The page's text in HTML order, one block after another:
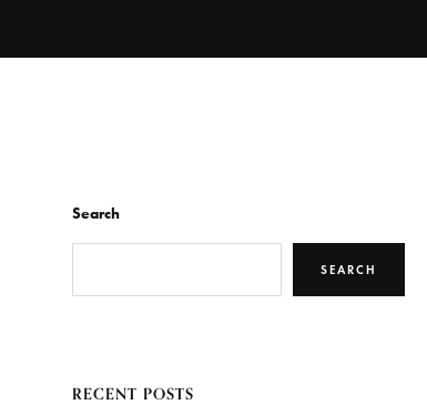
Search
SEARCH
RECENT POSTS